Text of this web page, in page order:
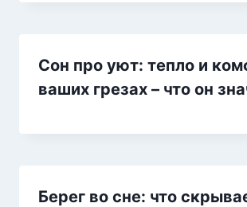
Сон про уют: тепло и
ваших грезах – что он
Берег во сне: что